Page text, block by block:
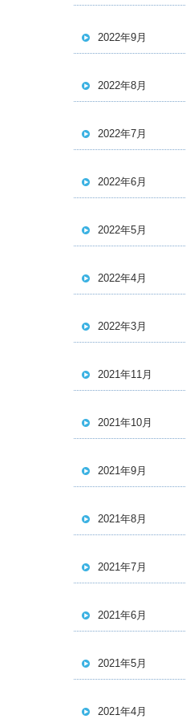
2022年9月
2022年8月
2022年7月
2022年6月
2022年5月
2022年4月
2022年3月
2021年11月
2021年10月
2021年9月
2021年8月
2021年7月
2021年6月
2021年5月
2021年4月